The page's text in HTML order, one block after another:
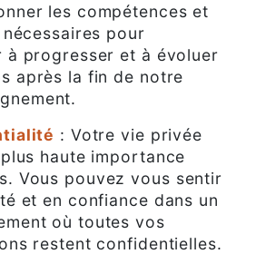
les compétences et
pour
à progresser et à évoluer
après la fin de notre
: Votre vie privée
haute importance
Vous pouvez vous sentir
et en confiance dans un
où toutes vos
restent confidentielles.